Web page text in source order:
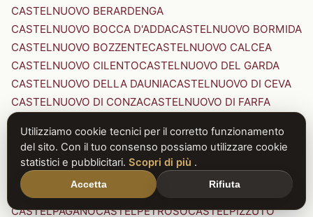
CASTELNUOVO BERARDENGA
CASTELNUOVO BOCCA D'ADDACASTELNUOVO BORMIDA
CASTELNUOVO BOZZENTECASTELNUOVO CALCEA
CASTELNUOVO CILENTOCASTELNUOVO DEL GARDA
CASTELNUOVO DELLA DAUNIACASTELNUOVO DI CEVA
CASTELNUOVO DI CONZACASTELNUOVO DI FARFA
CASTELNUOVO DI PORTO CASTELNUOVO DON BOSCO
CASTELNUOVO MAGRACASTELNUOVO NIGRA
CASTELNUOVO PARANOCASTELNUOVO RANGONE
CASTELNUOVO SCRIVIA
CASTELNUOVO VAL DI CECINA
CASTELPAGANOCASTELPETROSOCASTELPIZZUTO
Utilizziamo cookie tecnici per il corretto funzionamento
del sito. Con il tuo consenso possiamo utilizzare cookie
statistici e pubblicitari. Scopri di più .
Accetta Rifiuta